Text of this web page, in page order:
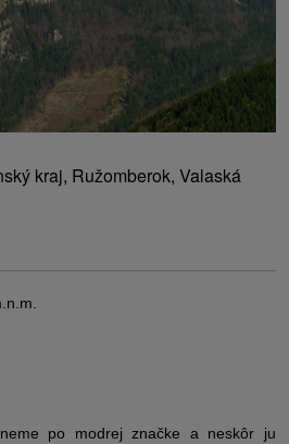
kraj, Ružomberok, Valaská
po modrej značke a neskôr ju